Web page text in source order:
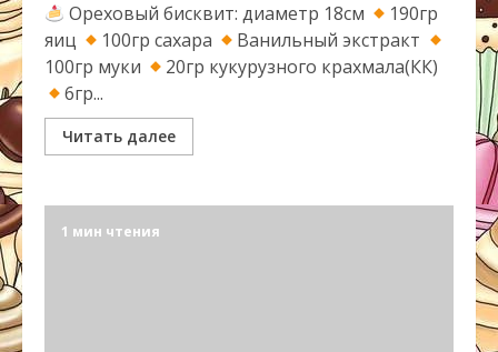
Ореховый бисквит: диаметр 18см
190гр
яиц
100гр сахара
Ванильный экстракт
100гр муки
20гр кукурузного крахмала(КК)
6гр...
Читать далее
1 мин чтения